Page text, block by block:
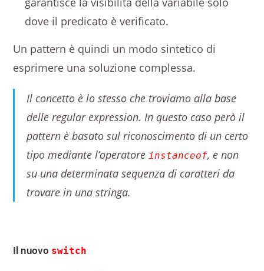
dove il predicato è verificato.
Un pattern è quindi un modo sintetico di
esprimere una soluzione complessa.
Il concetto è lo stesso che troviamo alla base
delleregular expression. In questo caso però il
pattern è basato sul riconoscimento di un certo
tipo mediante l’operatoreinstanceof, e non
su una determinata sequenza di caratteri da
trovare in una stringa.
Il nuovo switch